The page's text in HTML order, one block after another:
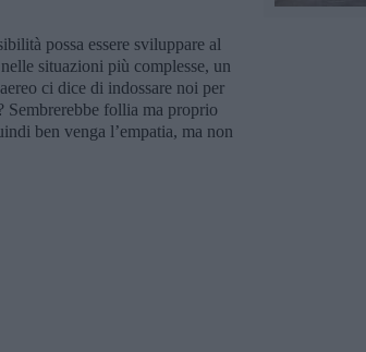
possa essere sviluppare al
situazioni più complesse, un
ci dice di indossare noi per
Sembrerebbe follia ma proprio
ben venga l’empatia, ma non